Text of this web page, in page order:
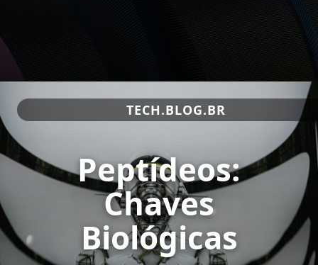
TECH.BLOG.BR
Peptídeos:
Chaves
Biológicas